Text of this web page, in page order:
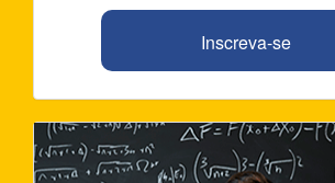
Inscreva-se